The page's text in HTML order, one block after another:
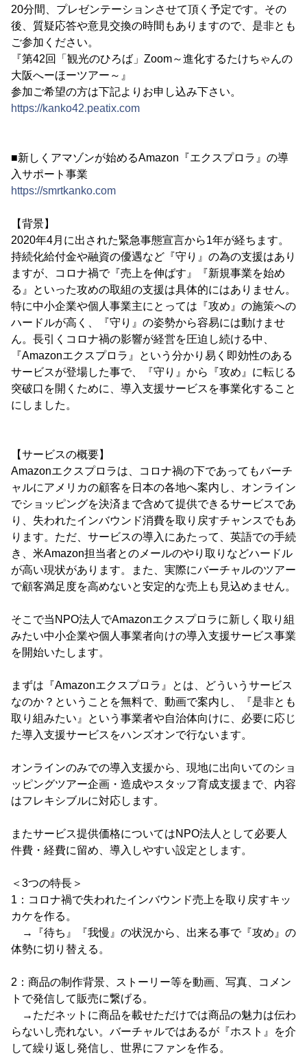
20分間、プレゼンテーションさせて頂く予定です。その
後、質疑応答や意見交換の時間もありますので、是非とも
ご参加ください。
『第42回「観光のひろば」Zoom～進化するたけちゃんの
大阪へーほーツアー～』
参加ご希望の方は下記よりお申し込み下さい。
https://kanko42.peatix.com
■新しくアマゾンが始めるAmazon『エクスプロラ』の導
入サポート事業
https://smrtkanko.com
【背景】
2020年4月に出された緊急事態宣言から1年が経ちます。
持続化給付金や融資の優遇など『守り』の為の支援はあり
ますが、コロナ禍で『売上を伸ばす』『新規事業を始め
る』といった攻めの取組の支援は具体的にはありません。
特に中小企業や個人事業主にとっては『攻め』の施策への
ハードルが高く、『守り』の姿勢から容易には動けませ
ん。長引くコロナ禍の影響が経営を圧迫し続ける中、
『Amazonエクスプロラ』という分かり易く即効性のある
サービスが登場した事で、『守り』から『攻め』に転じる
突破口を開くために、導入支援サービスを事業化すること
にしました。
【サービスの概要】
Amazonエクスプロラは、コロナ禍の下であってもバーチ
ャルにアメリカの顧客を日本の各地へ案内し、オンライン
でショッピングを決済まで含めて提供できるサービスであ
り、失われたインバウンド消費を取り戻すチャンスでもあ
ります。ただ、サービスの導入にあたって、英語での手続
き、米Amazon担当者とのメールのやり取りなどハードル
が高い現状があります。また、実際にバーチャルのツアー
で顧客満足度を高めないと安定的な売上も見込めません。
そこで当NPO法人でAmazonエクスプロラに新しく取り組
みたい中小企業や個人事業者向けの導入支援サービス事業
を開始いたします。
まずは『Amazonエクスプロラ』とは、どういうサービス
なのか？ということを無料で、動画で案内し、『是非とも
取り組みたい』という事業者や自治体向けに、必要に応じ
た導入支援サービスをハンズオンで行ないます。
オンラインのみでの導入支援から、現地に出向いてのショ
ッピングツアー企画・造成やスタッフ育成支援まで、内容
はフレキシブルに対応します。
またサービス提供価格についてはNPO法人として必要人
件費・経費に留め、導入しやすい設定とします。
＜3つの特長＞
1：コロナ禍で失われたインバウンド売上を取り戻すキッ
カケを作る。
→『待ち』『我慢』の状況から、出来る事で『攻め』の
体勢に切り替える。
2：商品の制作背景、ストーリー等を動画、写真、コメン
トで発信して販売に繋げる。
→ただネットに商品を載せただけでは商品の魅力は伝わ
らないし売れない。バーチャルではあるが『ホスト』を介
して繰り返し発信し、世界にファンを作る。